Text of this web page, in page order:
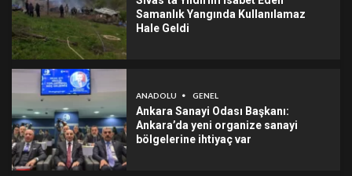
Samanlık Yangında Kullanılamaz
Hale Geldi
ANADOLU GENEL
Ankara Sanayi Odası Başkanı:
Ankara’da yeni organize sanayi
bölgelerine ihtiyaç var